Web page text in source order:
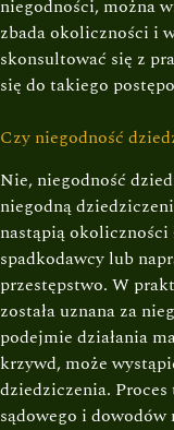
niegodności, można
zbada okoliczności i
skonsultować się z
się do takiego
Czy niegodność
Nie, niegodność
niegodną
nastąpią okoliczności
spadkodawcy lub
przestępstwo. W
została uznana za
podejmie działania
krzywd, może
dziedziczenia.
sądowego i